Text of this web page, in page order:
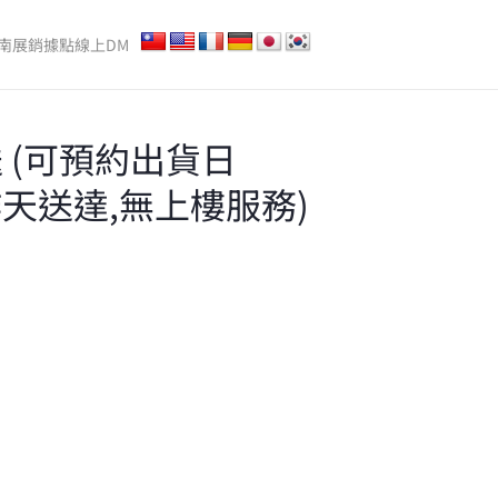
展銷據點線上DM
可預約出貨日
送達,無上樓服務)